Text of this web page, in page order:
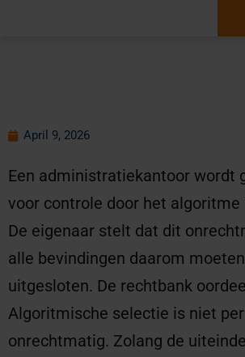
April 9, 2026
Een administratiekantoor wordt
voor controle door het algoritme
De eigenaar stelt dat dit
alle bevindingen daarom
uitgesloten. De rechtbank
Algoritmische selectie is niet
onrechtmatig. Zolang de